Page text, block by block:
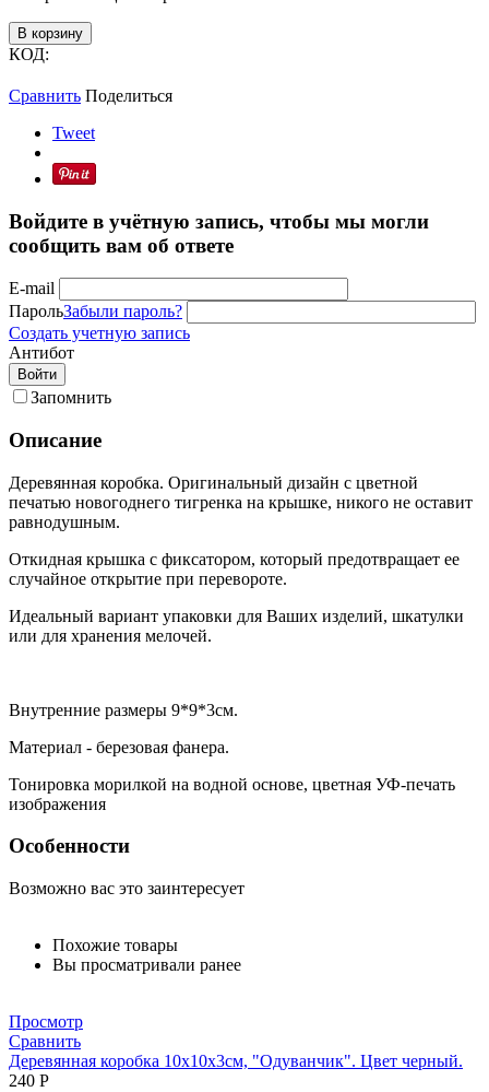
В корзину
КОД:
Сравнить Поделиться
Tweet
Войдите в учётную запись, чтобы мы могли
сообщить вам об ответе
E-mail
ПарольЗабыли пароль?
Создать учетную запись
Антибот
Войти
Запомнить
Описание
Деревянная коробка. Оригинальный дизайн с цветной
печатью новогоднего тигренка на крышке, никого не оставит
равнодушным.
Откидная крышка с фиксатором, который предотвращает ее
случайное открытие при перевороте.
Идеальный вариант упаковки для Ваших изделий, шкатулки
или для хранения мелочей.
Внутренние размеры 9*9*3см.
Материал - березовая фанера.
Тонировка морилкой на водной основе, цветная УФ-печать
изображения
Особенности
Возможно вас это заинтересует
Похожие товары
Вы просматривали ранее
Просмотр
Сравнить
Деревянная коробка 10х10х3см, "Одуванчик". Цвет черный.
240 Р